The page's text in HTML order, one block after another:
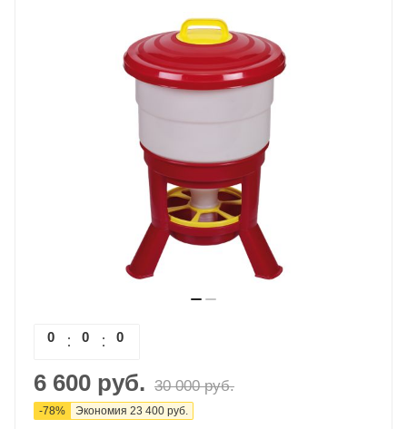
0 0 0
6 600 руб. 30 000руб.
-78% Экономия 23 400 руб.